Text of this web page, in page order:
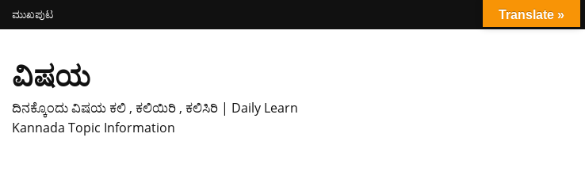
ಮುಖಪುಟ
ವಿಷಯ
ದಿನಕ್ಕೊಂದು ವಿಷಯ ಕಲಿ , ಕಲಿಯಿರಿ , ಕಲಿಸಿರಿ | Daily Learn
Kannada Topic Information
Translate »